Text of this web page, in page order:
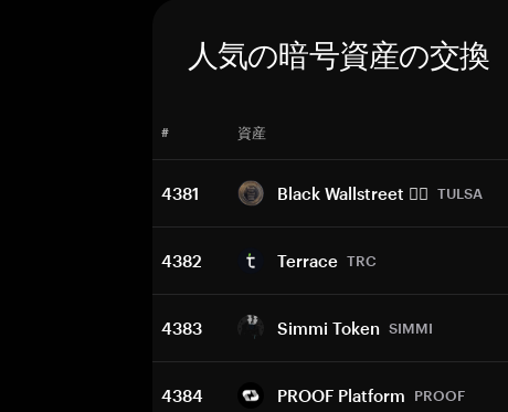
人気の暗号資産の交換
# 資産
4381 Black Wallstreet ✊🏾 TULSA
4382 Terrace TRC
4383 Simmi Token SIMMI
4384 PROOF Platform PROOF